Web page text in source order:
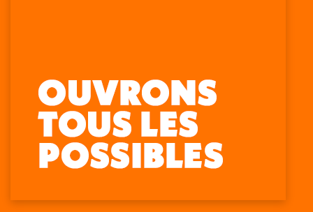
Retrouvez-nous sur :
Facebook
s'ouvre
une
La
page
X
s'ouvre
une
La
page
LinkedIn
s'ouvre
une
La
page
Instagram
s'ouvre
une